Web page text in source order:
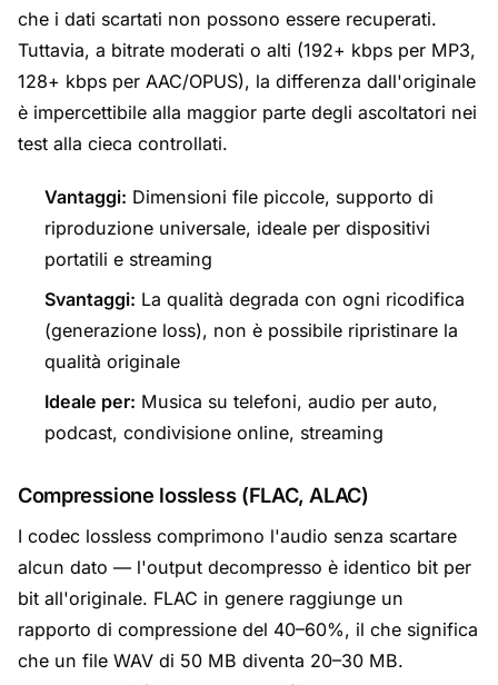
che i dati scartati non possono essere recuperati.
Tuttavia, a bitrate moderati o alti (192+ kbps per MP3,
128+ kbps per AAC/OPUS), la differenza dall'originale
è impercettibile alla maggior parte degli ascoltatori nei
test alla cieca controllati.
Vantaggi: Dimensioni file piccole, supporto di
riproduzione universale, ideale per dispositivi
portatili e streaming
Svantaggi: La qualità degrada con ogni ricodifica
(generazione loss), non è possibile ripristinare la
qualità originale
Ideale per: Musica su telefoni, audio per auto,
podcast, condivisione online, streaming
Compressione lossless (FLAC, ALAC)
I codec lossless comprimono l'audio senza scartare
alcun dato — l'output decompresso è identico bit per
bit all'originale. FLAC in genere raggiunge un
rapporto di compressione del 40–60%, il che significa
che un file WAV di 50 MB diventa 20–30 MB.